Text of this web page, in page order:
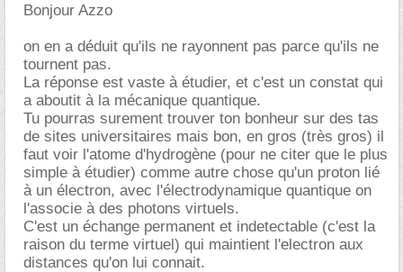
Bonjour Azzo
on en a déduit qu'ils ne rayonnent pas parce qu'ils ne
tournent pas.
La réponse est vaste à étudier, et c'est un constat qui
a aboutit à la mécanique quantique.
Tu pourras surement trouver ton bonheur sur des tas
de sites universitaires mais bon, en gros (très gros) il
faut voir l'atome d'hydrogène (pour ne citer que le plus
simple à étudier) comme autre chose qu'un proton lié
à un électron, avec l'électrodynamique quantique on
l'associe à des photons virtuels.
C'est un échange permanent et indetectable (c'est la
raison du terme virtuel) qui maintient l'electron aux
distances qu'on lui connait.